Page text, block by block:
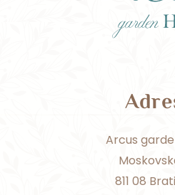
Arcus
811 08